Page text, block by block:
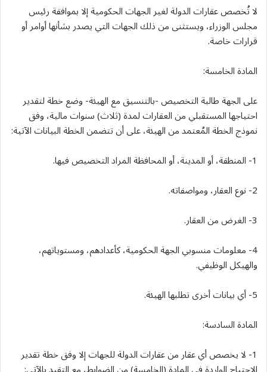
لا تُخصص عقارات الدولة لغير الجهات الحكومية إلا بموافقة رئيس
مجلس الوزراء، ويستثنى من ذلك الجهات التي يصدر بشأنها أوامر أو
قرارات خاصة.
المادة الخامسة:
على الجهة طالبة التخصيص -بالتنسيق مع الهيئة- وضع خطة لتقدير
احتياجها المستقبلي من العقارات لمدة (ثلاث) سنوات مالية، وفق
نموذج الخطة المُعتمد من الهيئة، على أن تتضمن الخطة البيانات الآتية:
1- المنطقة، أو المدينة، أو المحافظة المراد التخصيص فيها.
2- نوع العقار، ومواصفاته.
3- الغرض من العقار.
4- معلومات منسوبي الجهة الحكومية، كأعدادهم، ومستوياتهم،
والهيكل الوظيفي.
5- أي بيانات أخرى تطلبها الهيئة.
المادة السادسة:
1- لا يخصص أي عقار من عقارات الدولة للجهات إلا وفق خطة تقدير